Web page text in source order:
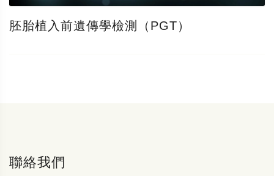
胚胎植入前遺傳學檢測（PGT）
聯絡我們